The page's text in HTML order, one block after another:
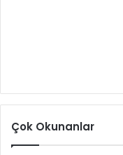
Çok Okunanlar